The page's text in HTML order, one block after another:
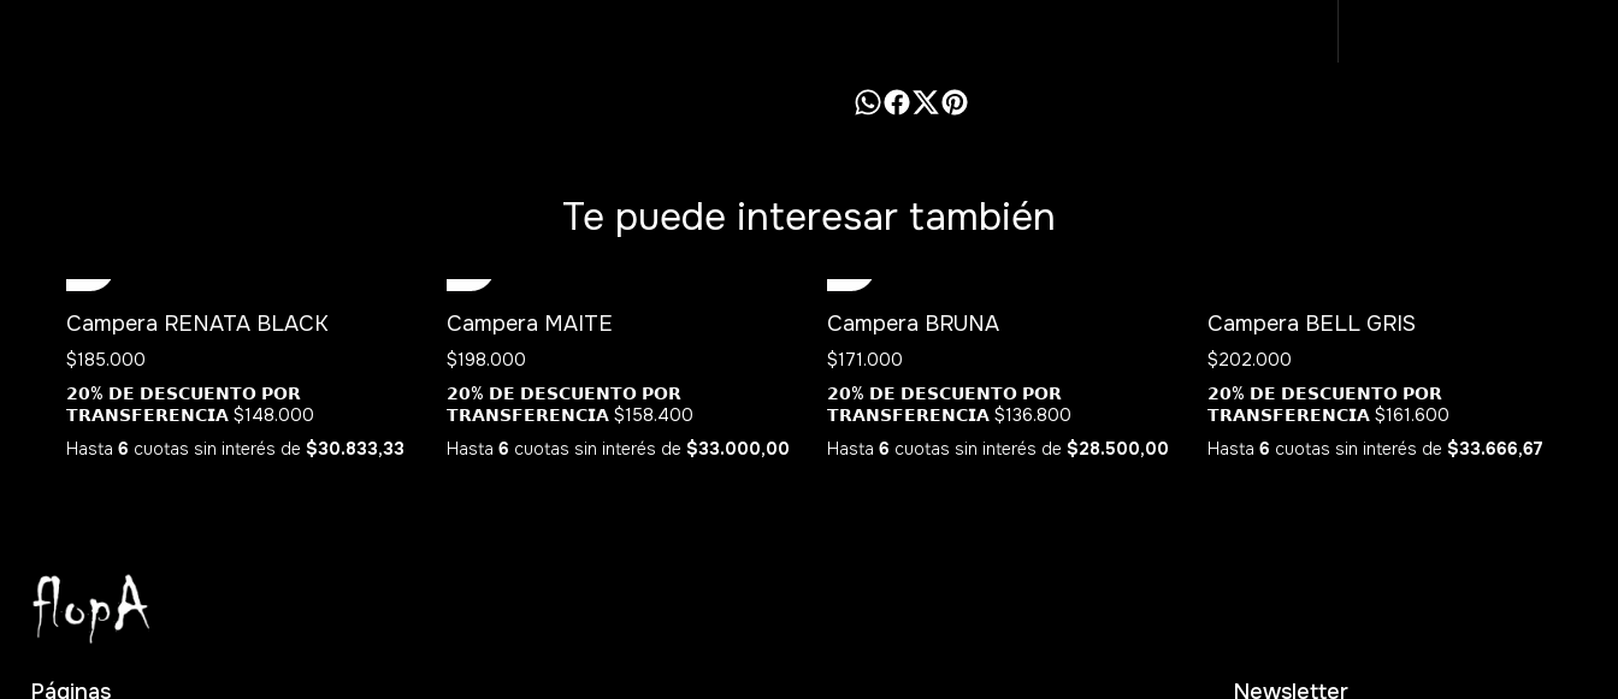
Te puede interesar también
Campera RENATA BLACK
$185.000
𝟮𝟬% 𝗗𝗘 𝗗𝗘𝗦𝗖𝗨𝗘𝗡𝗧𝗢 𝗣𝗢𝗥
𝗧𝗥𝗔𝗡𝗦𝗙𝗘𝗥𝗘𝗡𝗖𝗜𝗔 $148.000
Hasta 6 cuotas sin interés de $30.833,33
Campera MAITE
$198.000
𝟮𝟬% 𝗗𝗘 𝗗𝗘𝗦𝗖𝗨𝗘𝗡𝗧𝗢 𝗣𝗢𝗥
𝗧𝗥𝗔𝗡𝗦𝗙𝗘𝗥𝗘𝗡𝗖𝗜𝗔 $158.400
Hasta 6 cuotas sin interés de $33.000,00
Campera BRUNA
$171.000
𝟮𝟬% 𝗗𝗘 𝗗𝗘𝗦𝗖𝗨𝗘𝗡𝗧𝗢 𝗣𝗢𝗥
𝗧𝗥𝗔𝗡𝗦𝗙𝗘𝗥𝗘𝗡𝗖𝗜𝗔 $136.800
Hasta 6 cuotas sin interés de $28.500,00
SIN STOCK
Campera BELL GRIS
$202.000
𝟮𝟬% 𝗗𝗘 𝗗𝗘𝗦𝗖𝗨𝗘𝗡𝗧𝗢 𝗣𝗢𝗥
𝗧𝗥𝗔𝗡𝗦𝗙𝗘𝗥𝗘𝗡𝗖𝗜𝗔 $161.600
Hasta 6 cuotas sin interés de $33.666,67
Páginas Newsletter